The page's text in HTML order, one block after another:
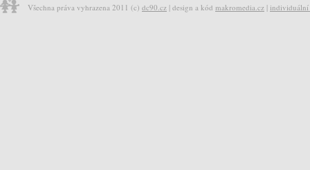
Všechna práva vyhrazena 2011 (c) dc90.cz | design a kód makromedia.cz | individuální